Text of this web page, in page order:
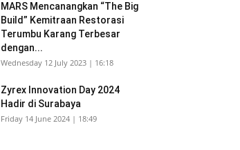
MARS Mencanangkan “The Big
Build” Kemitraan Restorasi
Terumbu Karang Terbesar
dengan...
Wednesday 12 July 2023 | 16:18
Zyrex Innovation Day 2024
Hadir di Surabaya
Friday 14 June 2024 | 18:49